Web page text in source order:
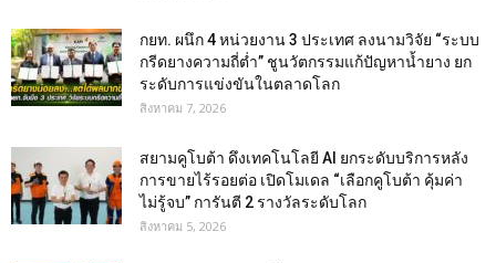
กยท. ผนึก 4 หน่วยงาน 3 ประเทศ ลงนามวิจัย “ระบบ
กรีดยางความถี่ต่ำ” ชูนวัตกรรมแก้ปัญหาน้ำยาง ยก
ระดับการแข่งขันในตลาดโลก
สิงหาคม 7, 2026
สยามคูโบต้า ดึงเทคโนโลยี AI ยกระดับบริการหลัง
การขายไร้รอยต่อ เปิดโมเดล “เลือกคูโบต้า คุ้มค่า
ไม่รู้จบ” การันตี 2 รางวัลระดับโลก
สิงหาคม 5, 2026